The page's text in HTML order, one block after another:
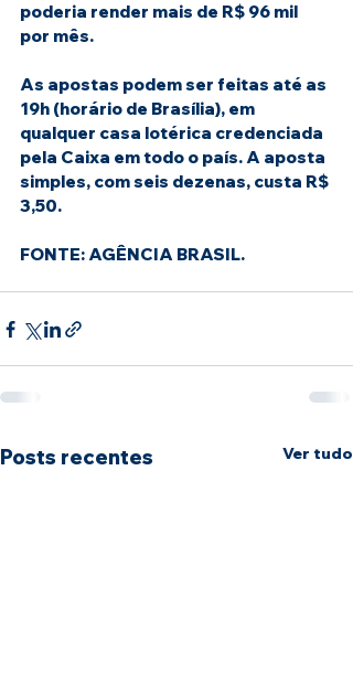
poderia render mais de R$ 96 mil
por mês.
As apostas podem ser feitas até as
19h (horário de Brasília), em
qualquer casa lotérica credenciada
pela Caixa em todo o país. A aposta
simples, com seis dezenas, custa R$
3,50.
FONTE: AGÊNCIA BRASIL.
Posts recentes Ver tudo